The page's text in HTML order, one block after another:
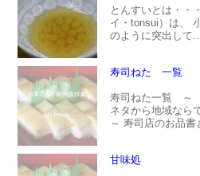
とんすいとは・・
イ・tonsui）は、
のように突出して...
寿司ねた 一覧
寿司ねた一覧 ～
ネタから地域なら
～ 寿司店のお品書
甘味処